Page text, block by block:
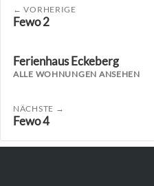
VORHERIGE
Fewo 2
Ferienhaus Eckeberg
ALLE WOHNUNGEN ANSEHEN
NÄCHSTE
Fewo 4